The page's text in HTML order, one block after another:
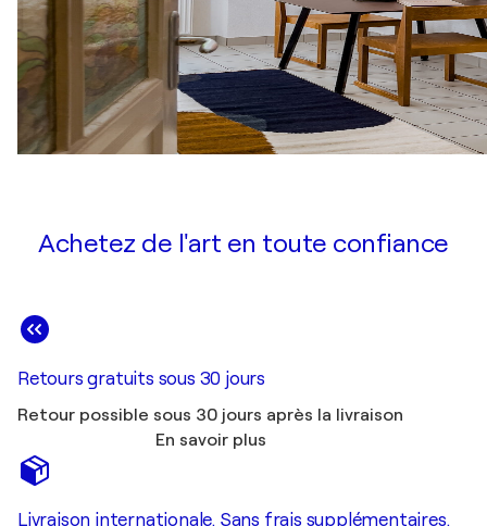
Achetez de l'art en toute confiance
Retours gratuits sous 30 jours
Retour possible sous 30 jours après la livraison
En savoir plus
Livraison internationale. Sans frais supplémentaires.